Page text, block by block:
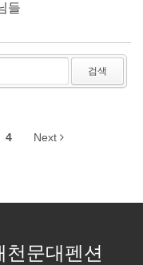
들
검색
4 Next
천문대펜션